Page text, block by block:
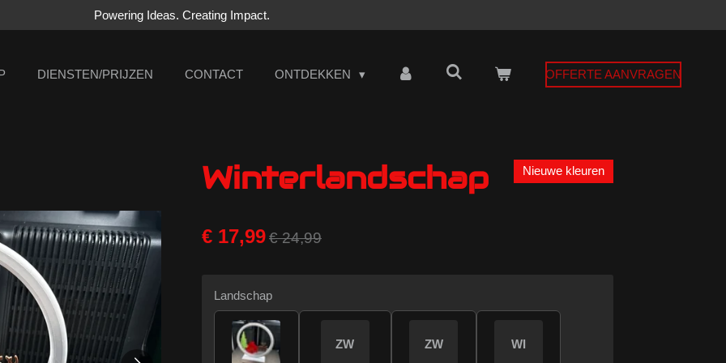
Powering Ideas. Creating Impact.
DIENSTEN/PRIJZEN CONTACT ONTDEKKEN OFFERTE AANVRAGEN
Winterlandschap Nieuwe kleuren
€ 17,99€ 24,99
Landschap
ZW ZW WI